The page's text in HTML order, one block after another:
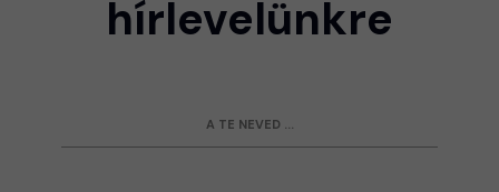
hírlevelünkre